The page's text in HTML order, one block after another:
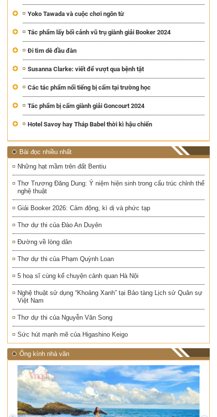
Yoko Tawada và cuộc chơi ngôn từ
Tác phẩm lấy bối cảnh vũ trụ giành giải Booker 2024
Đi tìm dê đầu đàn
Susanna Clarke: viết để vượt qua bệnh tật
Các tác phẩm nổi tiếng bị cấm tại trường học
Tác phẩm bị cấm giành giải Goncourt 2024
Hotel Savoy hay Tháp Babel thời kì hậu chiến
Bài đọc nhiều nhất
Những hạt mầm trên đất Bentiu
Thơ Trương Đăng Dung: Ý niệm hiện sinh trong cấu trúc chỉnh thể
nghệ thuật
Giải Booker 2026: Cảm động, kì dị và phức tạp
Thơ dự thi của Đào An Duyên
Đường về lòng dân
Thơ dự thi của Phạm Quỳnh Loan
5 hoạ sĩ cùng kể chuyện cảnh quan Hà Nội
Nghệ thuật sử dụng “Khoảng Xanh” tại Bảo tàng Lịch sử Quân sự
Việt Nam
Thơ dự thi của Nguyễn Văn Song
Sức hút mạnh mẽ của Higashino Keigo
Ống kính nhà văn